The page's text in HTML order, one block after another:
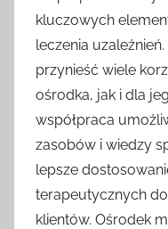
kluczowych
leczenia
przynieść wiele
ośrodka, jak i dla
współpraca
zasobów i wiedzy
lepsze
terapeutycznych
klientów. Ośrodek